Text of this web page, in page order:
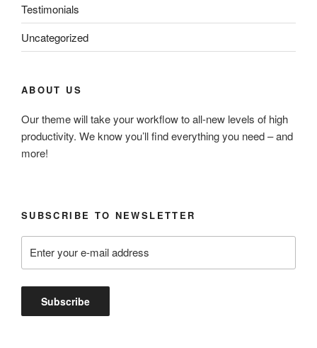
Testimonials
Uncategorized
ABOUT US
Our theme will take your workflow to all-new levels of high
productivity. We know you’ll find everything you need – and
more!
SUBSCRIBE TO NEWSLETTER